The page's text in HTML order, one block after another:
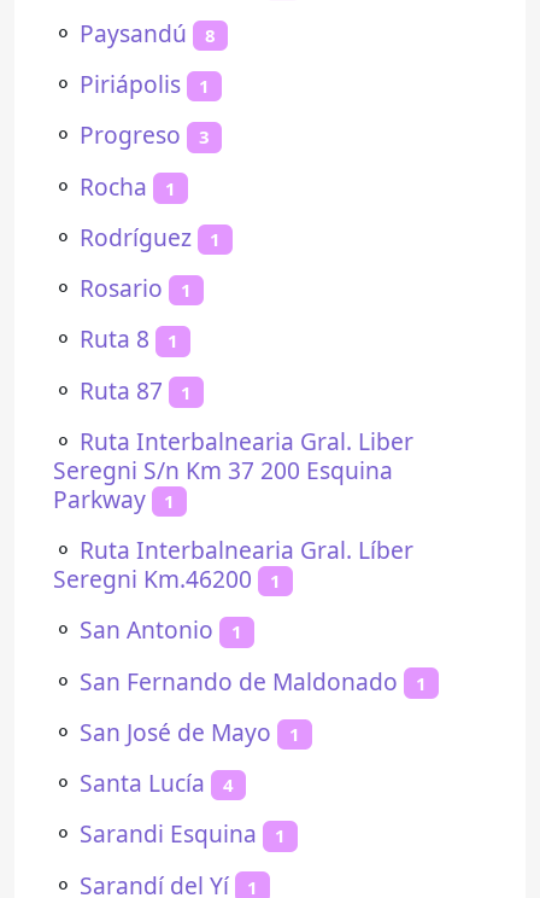
⚬ Paysandú 8
⚬ Piriápolis 1
⚬ Progreso 3
⚬ Rocha 1
⚬ Rodríguez 1
⚬ Rosario 1
⚬ Ruta 8 1
⚬ Ruta 87 1
⚬ Ruta Interbalnearia Gral. Liber
Seregni S/n Km 37 200 Esquina
Parkway
1
⚬ Ruta Interbalnearia Gral. Líber
Seregni Km.46200
1
⚬ San Antonio 1
⚬ San Fernando de Maldonado 1
⚬ San José de Mayo 1
⚬ Santa Lucía 4
⚬ Sarandi Esquina 1
⚬ Sarandí del Yí 1